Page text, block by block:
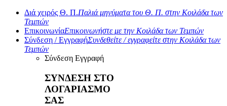
Διά χειρός Θ. Π.Παλιά μηνύματα του Θ. Π. στην Κοιλάδα των
Τεμπών
ΕπικοινωνίαΕπικοινωνήστε με την Κοιλάδα των Τεμπών
Σύνδεση / ΕγγραφήΣυνδεθείτε / εγγραφείτε στην Κοιλάδα των
Τεμπών
Σύνδεση Εγγραφή
ΣΥΝΔΕΣΗ ΣΤΟ
ΛΟΓΑΡΙΑΣΜΟ
ΣΑΣ